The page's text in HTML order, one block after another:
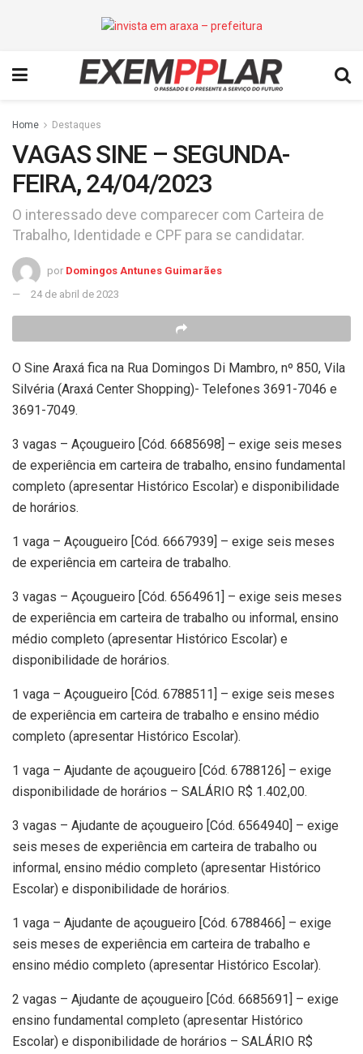
Home Destaques
VAGAS SINE – SEGUNDA-
FEIRA, 24/04/2023
O interessado deve comparecer com Carteira de
Trabalho, Identidade e CPF para se candidatar.
por Domingos Antunes Guimarães
24 de abril de 2023
O Sine Araxá fica na Rua Domingos Di Mambro, nº 850, Vila
Silvéria (Araxá Center Shopping)- Telefones 3691-7046 e
3691-7049.
3 vagas – Açougueiro [Cód. 6685698] – exige seis meses
de experiência em carteira de trabalho, ensino fundamental
completo (apresentar Histórico Escolar) e disponibilidade
de horários.
1 vaga – Açougueiro [Cód. 6667939] – exige seis meses
de experiência em carteira de trabalho.
3 vagas – Açougueiro [Cód. 6564961] – exige seis meses
de experiência em carteira de trabalho ou informal, ensino
médio completo (apresentar Histórico Escolar) e
disponibilidade de horários.
1 vaga – Açougueiro [Cód. 6788511] – exige seis meses
de experiência em carteira de trabalho e ensino médio
completo (apresentar Histórico Escolar).
1 vaga – Ajudante de açougueiro [Cód. 6788126] – exige
disponibilidade de horários – SALÁRIO R$ 1.402,00.
3 vagas – Ajudante de açougueiro [Cód. 6564940] – exige
seis meses de experiência em carteira de trabalho ou
informal, ensino médio completo (apresentar Histórico
Escolar) e disponibilidade de horários.
1 vaga – Ajudante de açougueiro [Cód. 6788466] – exige
seis meses de experiência em carteira de trabalho e
ensino médio completo (apresentar Histórico Escolar).
2 vagas – Ajudante de açougueiro [Cód. 6685691] – exige
ensino fundamental completo (apresentar Histórico
Escolar) e disponibilidade de horários – SALÁRIO R$